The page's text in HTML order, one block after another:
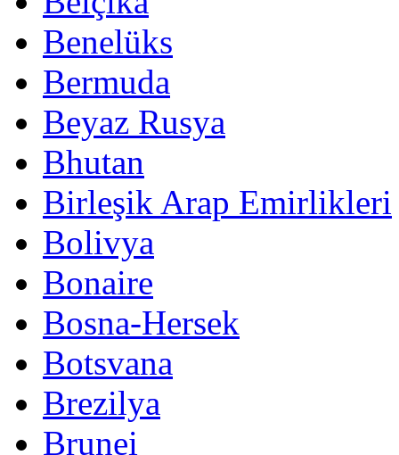
Benelüks
Bermuda
Beyaz Rusya
Bhutan
Birleşik Arap Emirlikleri
Bolivya
Bonaire
Bosna-Hersek
Botsvana
Brezilya
Brunei